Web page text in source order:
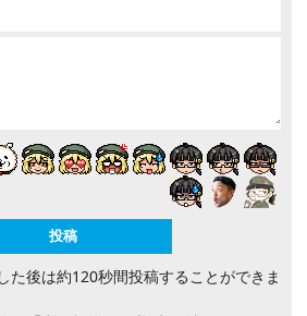
後は約120秒間投稿することができま